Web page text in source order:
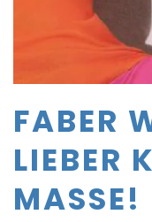
FABER
LIEBER
MASSE!